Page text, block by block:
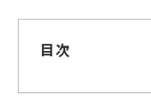
目次